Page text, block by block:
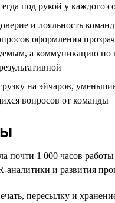
под рукой у каждого
и лояльность
оформления
а коммуникацию
на эйчаров,
вопросов от команды
почти 1 000 часов работы
аналитики и развития
пересылку и